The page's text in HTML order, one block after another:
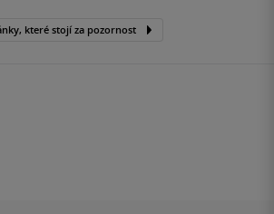
které stojí za pozornost